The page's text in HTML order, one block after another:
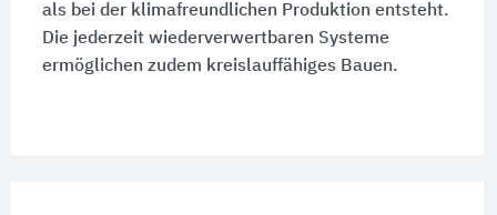
als bei der klimafreundlichen Produktion entsteht.
Die jederzeit wiederverwertbaren Systeme
ermöglichen zudem kreislauffähiges Bauen.